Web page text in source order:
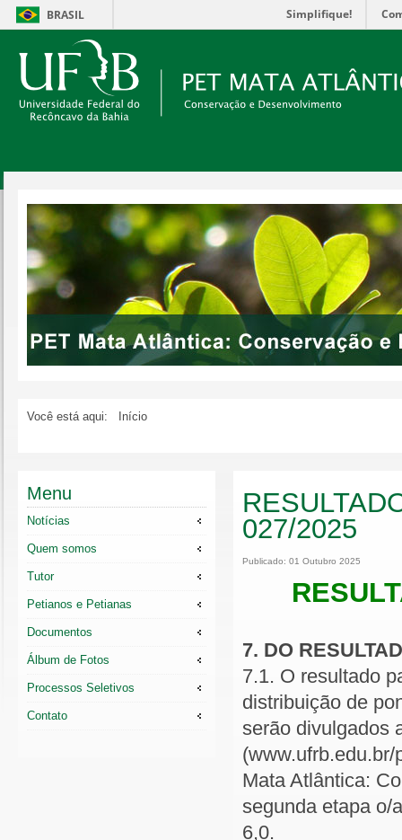
BRASIL Simplifique!
Você está aqui: Início
027/2025
Publicado: 01 Outubro 2025
7. DO
7.1. O resultado
distribuição de
serão divulgados
Mata Atlântica:
segunda etapa o/
6,0.
Menu
Notícias
Quem somos
Tutor
Petianos e Petianas
Documentos
Álbum de Fotos
Processos Seletivos
Contato